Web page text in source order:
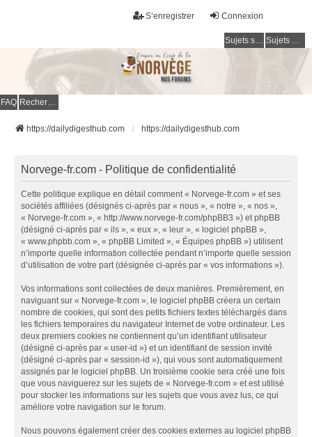
Connexion
S’enregistrer
Sujets sans réponse Sujets actifs
FAQ Rechercher
https://dailydigesthub.com https://dailydigesthub.com
Norvege-fr.com - Politique de confidentialité
Cette politique explique en détail comment « Norvege-fr.com » et ses
sociétés affiliées (désignés ci-après par « nous », « notre », « nos »,
« Norvege-fr.com », « http://www.norvege-fr.com/phpBB3 ») et phpBB
(désigné ci-après par « ils », « eux », « leur », « logiciel phpBB »,
« www.phpbb.com », « phpBB Limited », « Équipes phpBB ») utilisent
n’importe quelle information collectée pendant n’importe quelle session
d’utilisation de votre part (désignée ci-après par « vos informations »).
Vos informations sont collectées de deux manières. Premièrement, en
naviguant sur « Norvege-fr.com », le logiciel phpBB créera un certain
nombre de cookies, qui sont des petits fichiers textes téléchargés dans
les fichiers temporaires du navigateur Internet de votre ordinateur. Les
deux premiers cookies ne contiennent qu’un identifiant utilisateur
(désigné ci-après par « user-id ») et un identifiant de session invité
(désigné ci-après par « session-id »), qui vous sont automatiquement
assignés par le logiciel phpBB. Un troisième cookie sera créé une fois
que vous naviguerez sur les sujets de « Norvege-fr.com » et est utilisé
pour stocker les informations sur les sujets que vous avez lus, ce qui
améliore votre navigation sur le forum.
Nous pouvons également créer des cookies externes au logiciel phpBB